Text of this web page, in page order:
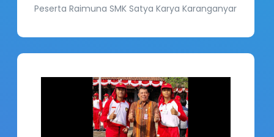
Peserta Raimuna SMK Satya Karya Karanganyar